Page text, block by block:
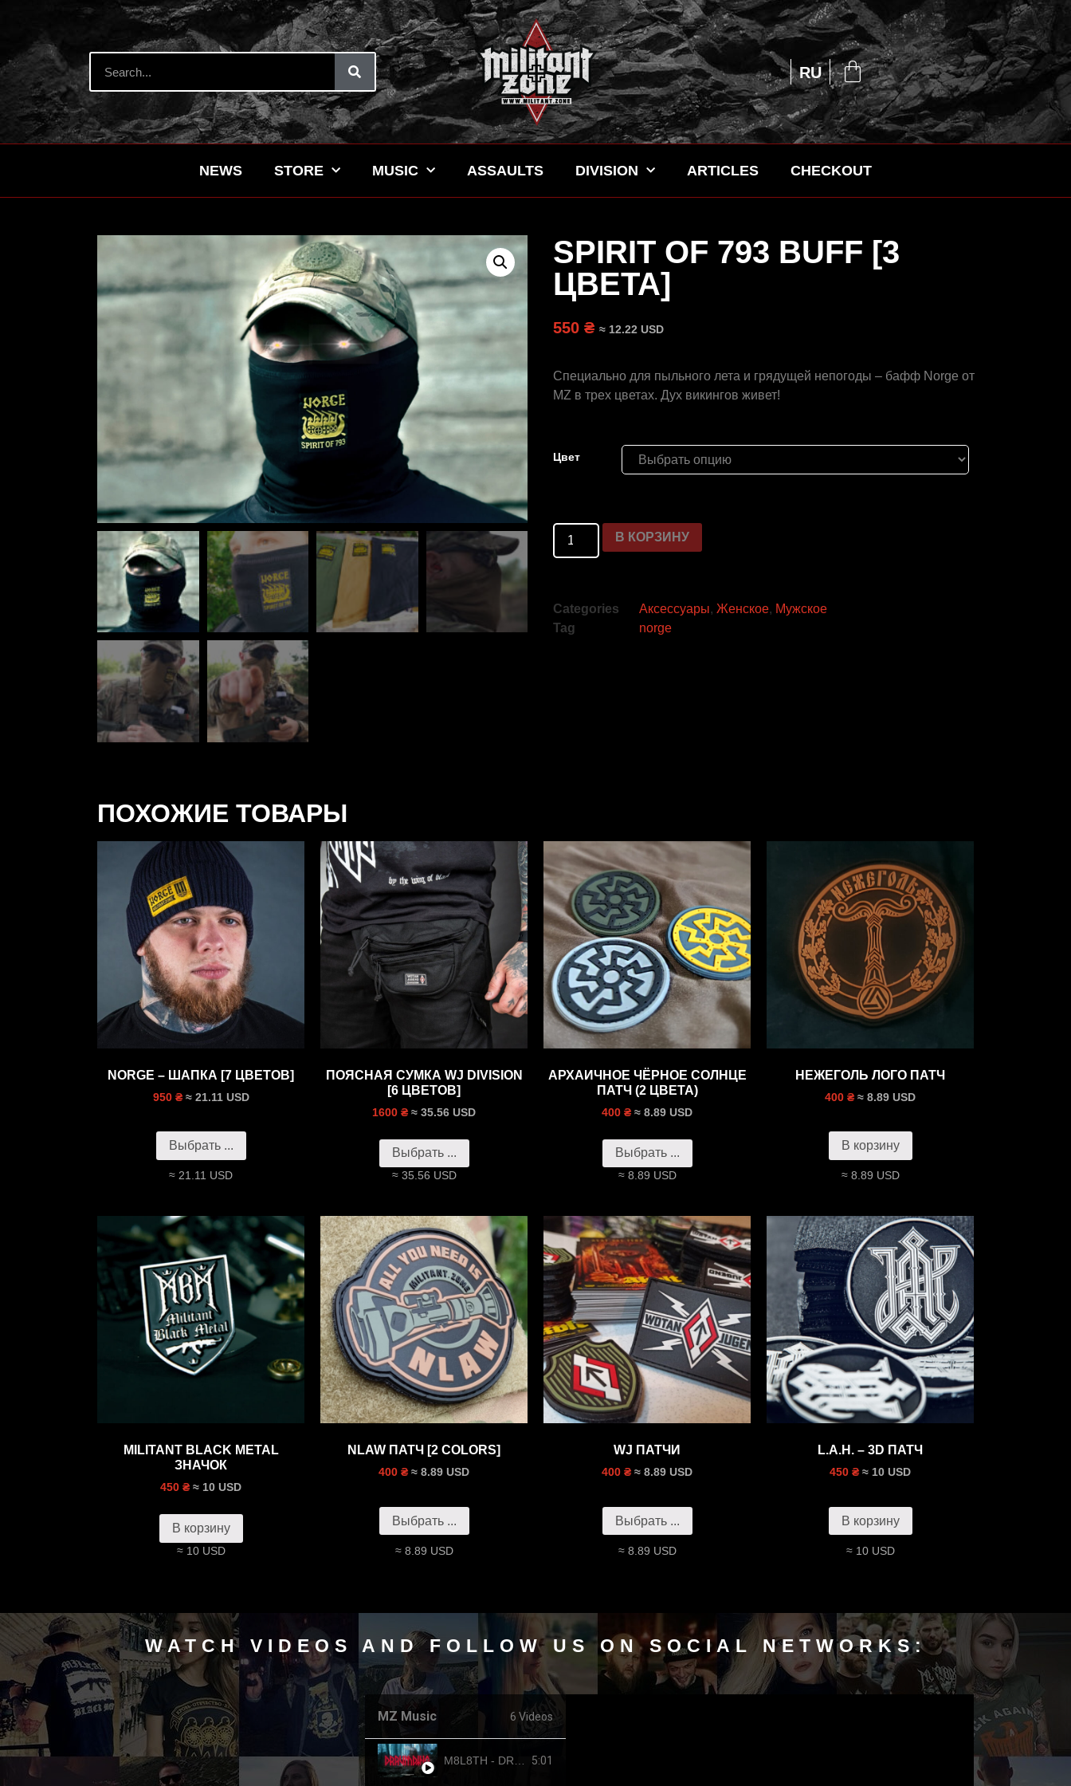
RU
UA
NEWS STORE MUSIC ASSAULTS DIVISION ARTICLES CHECKOUT
SPIRIT OF 793 BUFF [3
ЦВЕТА]
550 ₴ ≈ 12.22 USD
Специально для пыльного лета и грядущей непогоды – бафф Norge от
MZ в трех цветах. Дух викингов живет!
Цвет
В КОРЗИНУ
Categories Аксессуары,Женское, Мужское
Tag
norge
ПОХОЖИЕ ТОВАРЫ
NORGE – ШАПКА [7 ЦВЕТОВ]
950 ₴ ≈ 21.11 USD
Выбрать ...
≈ 21.11 USD
ПОЯСНАЯ СУМКА WJ DIVISION
[6 ЦВЕТОВ]
1600 ₴ ≈ 35.56 USD
Выбрать ...
≈ 35.56 USD
АРХАИЧНОЕ ЧЁРНОЕ СОЛНЦЕ
ПАТЧ (2 ЦВЕТА)
400 ₴ ≈ 8.89 USD
Выбрать ...
≈ 8.89 USD
НЕЖЕГОЛЬ ЛОГО ПАТЧ
400 ₴ ≈ 8.89 USD
В корзину
≈ 8.89 USD
MILITANT BLACK METAL
ЗНАЧОК
450 ₴ ≈ 10 USD
В корзину
≈ 10 USD
NLAW ПАТЧ [2 COLORS]
400 ₴ ≈ 8.89 USD
Выбрать ...
≈ 8.89 USD
WJ ПАТЧИ
400 ₴ ≈ 8.89 USD
Выбрать ...
≈ 8.89 USD
L.A.H. – 3D ПАТЧ
450 ₴ ≈ 10 USD
В корзину
≈ 10 USD
WATCH VIDEOS AND FOLLOW US ON SOCIAL NETWORKS:
MZ Music 6 Videos
M8L8TH - DRAUMTING (official video, 2024) ENG SUB 5:01